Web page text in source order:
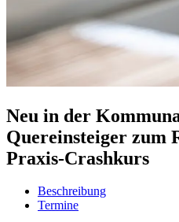
Neu in der
Quereinsteiger
Praxis-Crashkurs
Beschreibung
Termine